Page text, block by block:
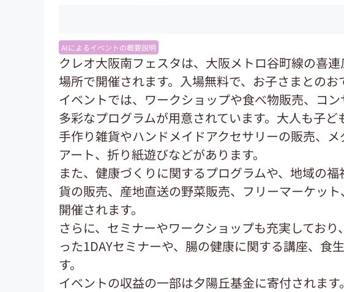
AIによるイベントの概要説明
クレオ大阪南フェスタは、大阪メトロ谷町線の喜
場所で開催されます。入場無料で、お子さまとのお
イベントでは、ワークショップや食べ物販売、コン
多彩なプログラムが用意されています。大人も子ど
手作り雑貨やハンドメイドアクセサリーの販売、
アート、折り紙遊びなどがあります。
また、健康づくりに関するプログラムや、地域の
貨の販売、産地直送の野菜販売、フリーマーケッ
開催されます。
さらに、セミナーやワークショップも充実してお
った1DAYセミナーや、腸の健康に関する講座、食
す。
イベントの収益の一部は夕陽丘基金に寄付されます。